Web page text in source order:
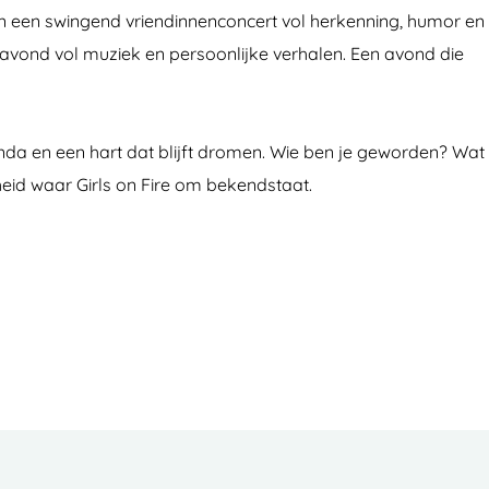
swingend vriendinnenconcert vol herkenning, humor en
vol muziek en persoonlijke verhalen. Een avond die
en een hart dat blijft dromen. Wie ben je geworden? Wat
waar Girls on Fire om bekendstaat.